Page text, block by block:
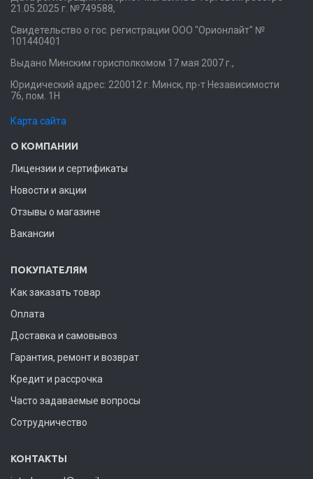
21.05.2025 г. №749588,
Свидетельство о гос. регистрации ООО "Орионлайт" №
101440401
Выдано Минским горисполкомом 17 мая 2007 г.,
Юридический адрес: 220012 г. Минск, пр-т Независимости
76, пом. 1Н
Карта сайта
О КОМПАНИИ
Лицензии и сертификаты
Новости и акции
Отзывы о магазине
Вакансии
ПОКУПАТЕЛЯМ
Как заказать товар
Оплата
Доставка и самовывоз
Гарантия, ремонт и возврат
Кредит и рассрочка
Часто задаваемые вопросы
Сотрудничество
КОНТАКТЫ